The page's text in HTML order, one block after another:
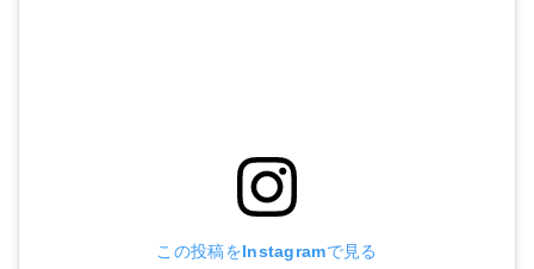
この投稿をInstagramで見る